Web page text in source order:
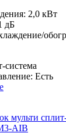
2,0 кВт
дБ
система
Есть